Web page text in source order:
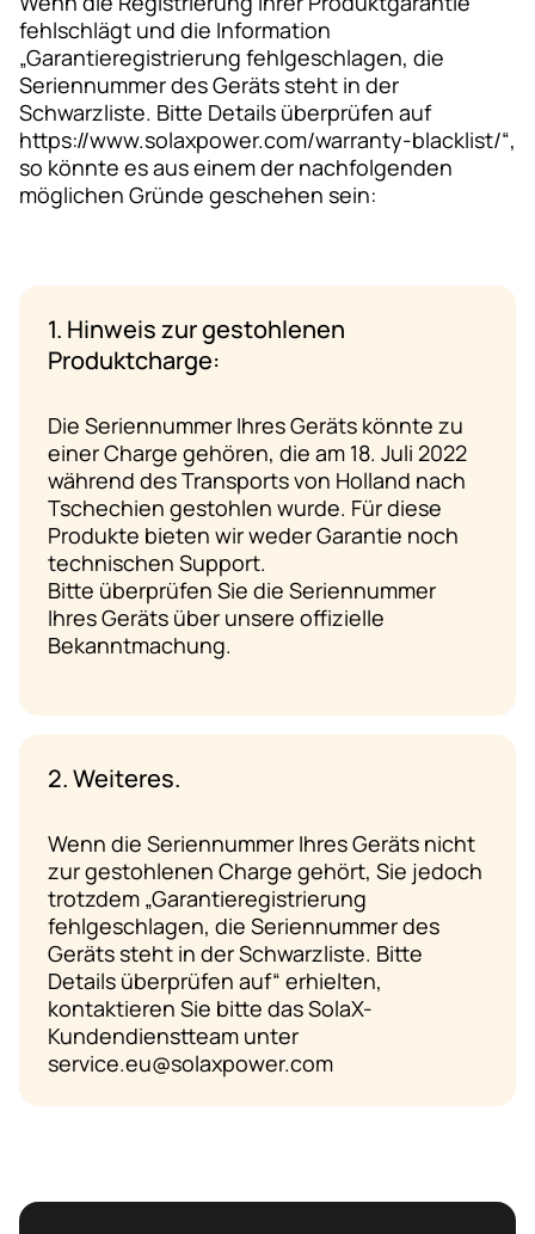
fehlschlägt und die Information
„Garantieregistrierung fehlgeschlagen, die
Seriennummer des Geräts steht in der
Schwarzliste. Bitte Details überprüfen auf
https://www.solaxpower.com/warranty-blacklist/“,
so könnte es aus einem der nachfolgenden
möglichen Gründe geschehen sein:
1. Hinweis zur gestohlenen
Produktcharge:
Die Seriennummer Ihres Geräts könnte zu
einer Charge gehören, die am 18. Juli 2022
während des Transports von Holland nach
Tschechien gestohlen wurde. Für diese
Produkte bieten wir weder Garantie noch
technischen Support.
Bitte überprüfen Sie die Seriennummer
Ihres Geräts über unsere offizielle
Bekanntmachung.
2. Weiteres.
Wenn die Seriennummer Ihres Geräts nicht
zur gestohlenen Charge gehört, Sie jedoch
trotzdem „Garantieregistrierung
fehlgeschlagen, die Seriennummer des
Geräts steht in der Schwarzliste. Bitte
Details überprüfen auf“ erhielten,
kontaktieren Sie bitte das SolaX-
Kundendienstteam unter
service.eu@solaxpower.com